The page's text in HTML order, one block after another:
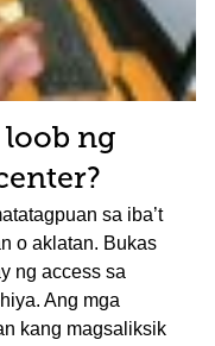
ng
sa iba’t
o aklatan. Bukas
ng access sa
Ang mga
kang magsaliksik